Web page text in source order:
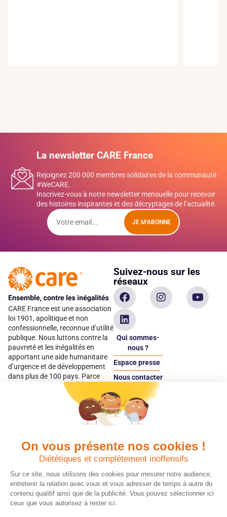
On vous présente nos cookies !
Diététiques et complétement inoffensifs
Sur ce site, nous utilisons des cookies pour mesurer notre audience,
entretenir la relation avec vous et vous adresser de temps à autre du
contenu qualitif ainsi que de la publicité. Vous pouvez sélectionner ici
ceux que vous autorisez à rester ici.
La newsletter CARE France
Rejoignez 200 000 membres solidaires de la communauté
#WeCARE.
Inscrivez-vous à notre newsletter mensuelle pour recevoir
des histoires inspirantes et des décryptages de l’actualité.
JE M'ABONNE
CARE France est une association
loi 1901, apolitique et non
confessionnelle, reconnue d’utilité
publique. Nous luttons contre la
pauvreté et les inégalités en
apportant une aide humanitaire
d’urgence et de développement
dans plus de 100 pays. Parce
qu’elles sont les premières
victimes des inégalités, CARE met
les femmes et les filles au cœur
Suivez-nous sur les
réseaux
Qui sommes-
nous ?
Espace presse
Nous contacter
Espace
donateur
Quels avantages fiscaux ?
Chaque don effectué à une
association reconnue d’utilité
publique comme CARE, est
déductible jusqu’à 75 % de l’impôt
sur le revenu. Modalités de
déduction, déclaration des dons
Donner en confiance
Vos dons sont
déductibles à 75 % de
vos impôts. Depuis
plus de 15 ans, CARE
France est une